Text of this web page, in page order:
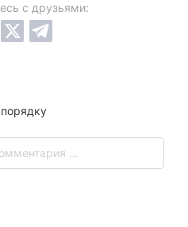
с друзьями: